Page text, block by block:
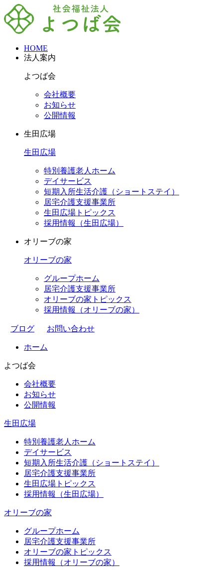
HOME
法人案内
よつば会
会社概要
お知らせ
公開情報
生田広場
生田広場
特別養護老人ホーム
デイサービス
短期入所生活介護（ショートステイ）
居宅介護支援事業所
生田広場トピックス
採用情報（生田広場）
オリーブの家
オリーブの家
グループホーム
居宅介護支援事業所
オリーブの家トピックス
採用情報（オリーブの家）
ブログ お問い合わせ
ホーム
よつば会
会社概要
お知らせ
公開情報
生田広場
特別養護老人ホーム
デイサービス
短期入所生活介護（ショートステイ）
居宅介護支援事業所
生田広場トピックス
採用情報（生田広場）
オリーブの家
グループホーム
居宅介護支援事業所
オリーブの家トピックス
採用情報（オリーブの家）